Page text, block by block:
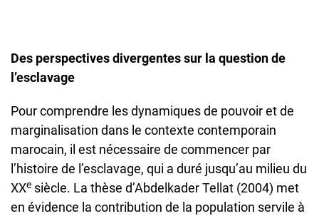
Des perspectives divergentes sur la question de
l’esclavage
Pour comprendre les dynamiques de pouvoir et de
marginalisation dans le contexte contemporain
marocain, il est nécessaire de commencer par
l’histoire de l’esclavage, qui a duré jusqu’au milieu du
XXe siècle. La thèse d’Abdelkader Tellat (2004) met
en évidence la contribution de la population servile à